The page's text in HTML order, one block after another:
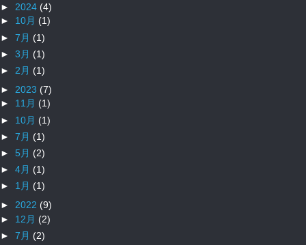
► 2024 (4)
► 10月 (1)
► 7月 (1)
► 3月 (1)
► 2月 (1)
► 2023 (7)
► 11月 (1)
► 10月 (1)
► 7月 (1)
► 5月 (2)
► 4月 (1)
► 1月 (1)
► 2022 (9)
► 12月 (2)
► 7月 (2)